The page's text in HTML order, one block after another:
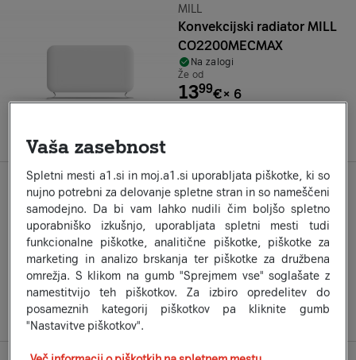
Znamka:
MILL
Konvekcijski radiator MILL
CO2200MECMAX
Na zalogi
Že od
1399€× 6
Znamka:
SHE
Ventilatorski grelnik SHX
2000W
Na zalogi
Že od
1483€×6
ali 88,99 €
a1secom.listing.compare-on
Vaša zasebnost
Spletni mesti a1.si in moj.a1.si uporabljata piškotke, ki so
nujno potrebni za delovanje spletne stran in so nameščeni
samodejno. Da bi vam lahko nudili čim boljšo spletno
uporabniško izkušnjo, uporabljata spletni mesti tudi
funkcionalne piškotke, analitične piškotke, piškotke za
marketing in analizo brskanja ter piškotke za družbena
omrežja. S klikom na gumb "Sprejmem vse" soglašate z
namestitvijo teh piškotkov. Za izbiro opredelitev do
posameznih kategorij piškotkov pa kliknite gumb
"Nastavitve piškotkov".